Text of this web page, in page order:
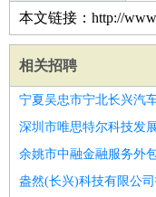
本文链接：http://
相关招聘